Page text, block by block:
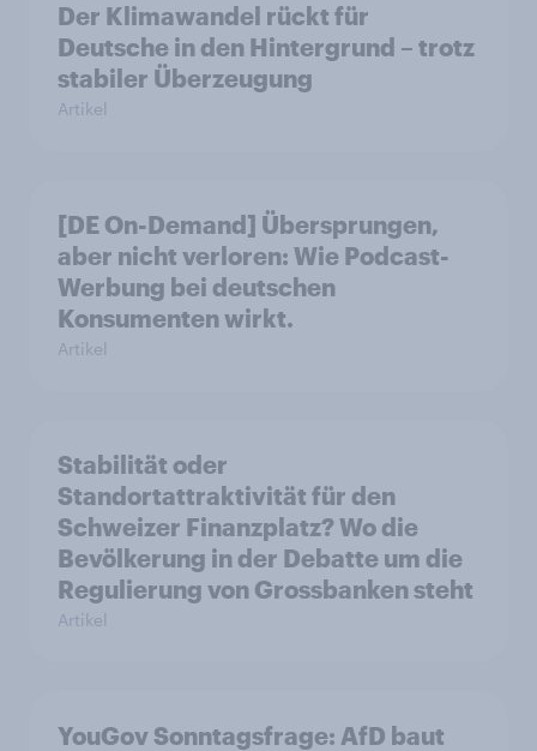
Der Klimawandel rückt für
Deutsche in den Hintergrund – trotz
stabiler Überzeugung
Artikel
[DE On-Demand] Übersprungen,
aber nicht verloren: Wie Podcast-
Werbung bei deutschen
Konsumenten wirkt.
Artikel
Stabilität oder
Standortattraktivität für den
Schweizer Finanzplatz? Wo die
Bevölkerung in der Debatte um die
Regulierung von Grossbanken steht
Artikel
YouGov Sonntagsfrage: AfD baut